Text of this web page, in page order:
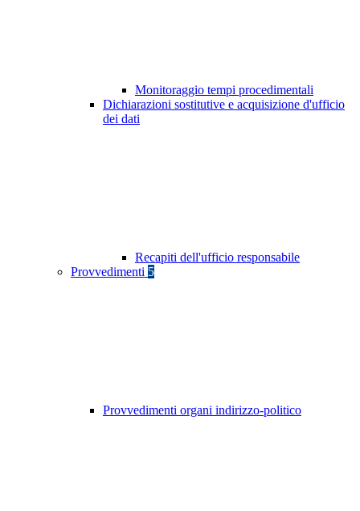
Monitoraggio tempi procedimentali
Dichiarazioni sostitutive e acquisizione d'ufficio
dei dati
Recapiti dell'ufficio responsabile
Provvedimenti 5
Provvedimenti organi indirizzo-politico